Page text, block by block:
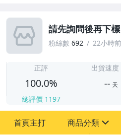
請先詢問後再下標
粉絲數 692 22小時
正評
100.0%
總評價 1197
出貨速度
-- 天
首頁主打 商品分類